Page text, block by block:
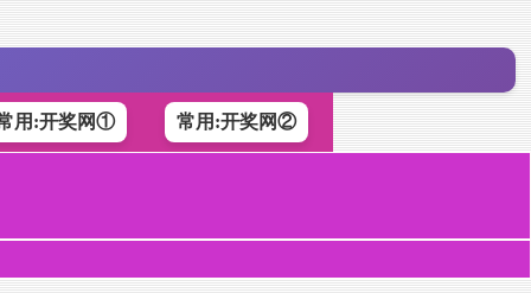
用:开奖网① 常用:开奖网②